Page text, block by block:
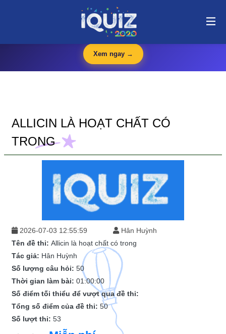
Allicin là hoạt chất có trong | i-quiz.vn@stop article@stop
🛍️
— Văn phòng phẩm, dụng cụ học tập giá tốt
Xem ngay →
ALLICIN LÀ HOẠT CHẤT CÓ
TRONG
2026-07-03 12:55:59
Hân Huỳnh
Tên đề thi: Allicin là hoạt chất có trong
Tác giả: Hân Huỳnh
Số lượng câu hỏi: 50
Thời gian làm bài: 01:00:00
Số điểm tối thiểu để vượt qua đề thi:
Tổng số điểm của đề thi: 50
Số lượt thi: 53